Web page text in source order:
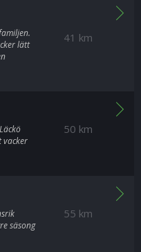
41 km
lätt
50 km
vacker
55 km
säsong